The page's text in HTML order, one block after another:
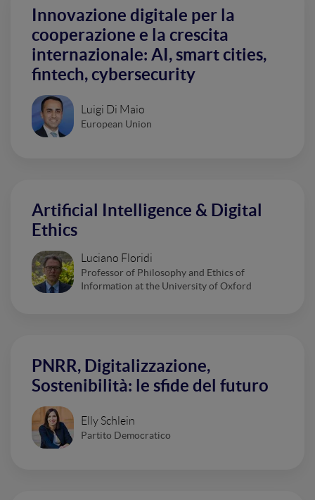
Innovazione digitale per la
cooperazione e la crescita
internazionale: AI, smart cities,
fintech, cybersecurity
Luigi Di Maio
European Union
Artificial Intelligence & Digital
Ethics
Luciano Floridi
Professor of Philosophy and Ethics of
Information at the University of Oxford
PNRR, Digitalizzazione,
Sostenibilità: le sfide del futuro
Elly Schlein
Partito Democratico